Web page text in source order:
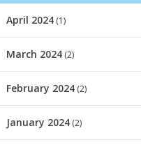
April 2024 (1)
March 2024 (2)
February 2024 (2)
January 2024 (2)